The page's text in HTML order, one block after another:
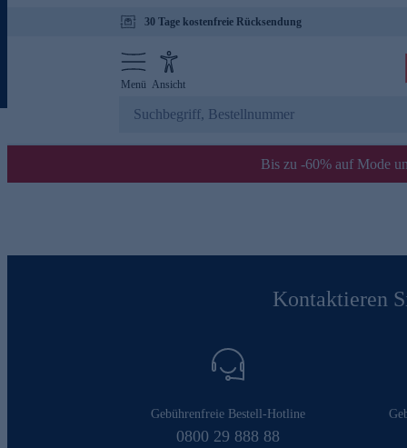
30 Tage kostenfreie Rücksendung
Menü Ansicht
Bis zu -60% auf Mode
Kontaktieren
Gebührenfreie Bestell-Hotline
0800 29 888 88